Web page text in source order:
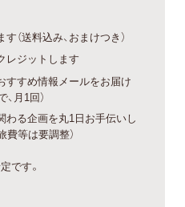
（送料込み、おまけつき）
レジットします
すすめ情報メールをお届け
月1回）
わる企画を丸1日お手伝いし
費等は要調整）
です。